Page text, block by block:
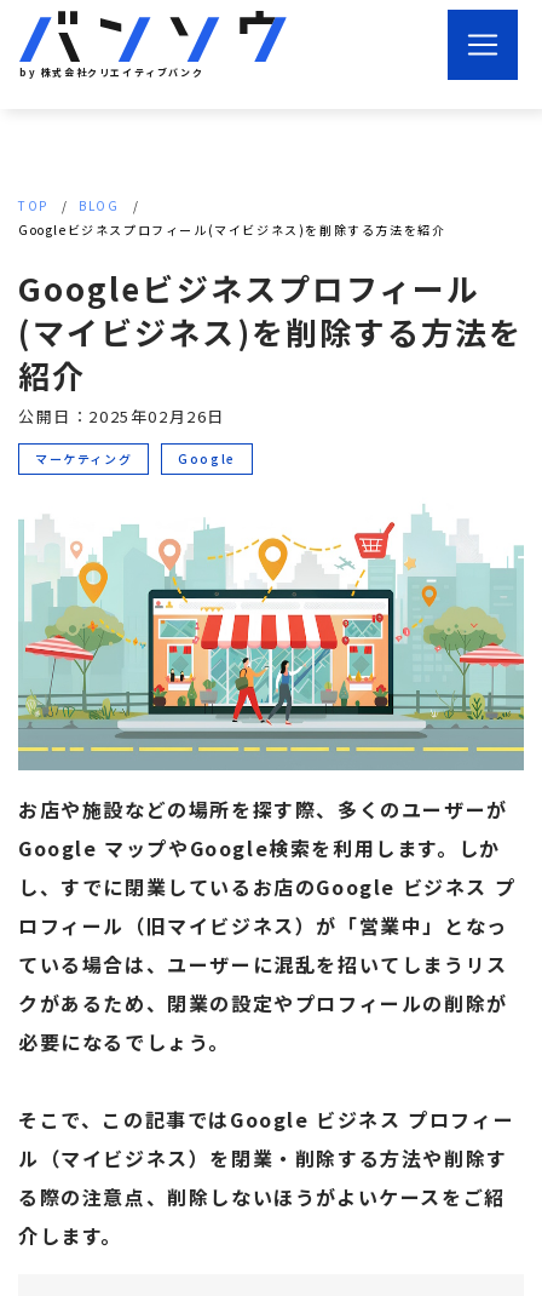
by 株式会社クリエイティブバンク
TOP
BLOG
Googleビジネスプロフィール(マイビジネス)を削除する方法を紹介
Googleビジネスプロフィール
(マイビジネス)を削除する方法を
紹介
公開日：2025年02月26日
マーケティング Google
お店や施設などの場所を探す際、多くのユーザーが
Google マップやGoogle検索を利用します。しか
し、すでに閉業しているお店のGoogle ビジネス プ
ロフィール（旧マイビジネス）が「営業中」となっ
ている場合は、ユーザーに混乱を招いてしまうリス
クがあるため、閉業の設定やプロフィールの削除が
必要になるでしょう。
そこで、この記事ではGoogle ビジネス プロフィー
ル（マイビジネス）を閉業・削除する方法や削除す
る際の注意点、削除しないほうがよいケースをご紹
介します。